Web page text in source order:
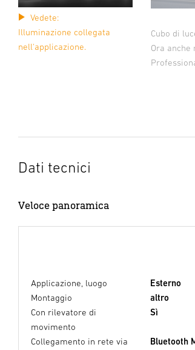
Vedete:
Illuminazione collegata
nell'applicazione.
Cubo di
Ora anche
Dati tecnici
Veloce panoramica
Applicazione, luogo
Esterno
Montaggio
altro
Con rilevatore di
movimento
Sì
Collegamento in rete via
Bluetooth